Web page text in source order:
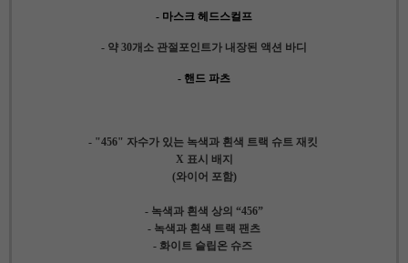
- 마스크 헤드스컬프
- 약 30개소 관절포인트가 내장된 액션 바디
- 핸드 파츠
- "456" 자수가 있는 녹색과 흰색 트랙 슈트 재킷
X 표시 배지
(와이어 포함)
- 녹색과 흰색 상의 “456”
- 녹색과 흰색 트랙 팬츠
- 화이트 슬립온 슈즈